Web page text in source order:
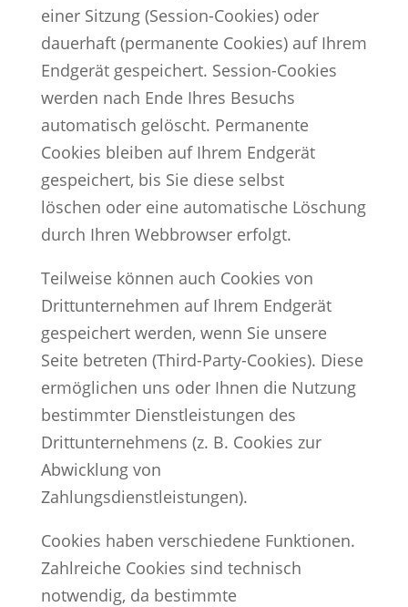
einer Sitzung (Session-Cookies) oder
dauerhaft (permanente Cookies) auf Ihrem
Endgerät gespeichert. Session-Cookies
werden nach Ende Ihres Besuchs
automatisch gelöscht. Permanente
Cookies bleiben auf Ihrem Endgerät
gespeichert, bis Sie diese selbst
löschen oder eine automatische Löschung
durch Ihren Webbrowser erfolgt.
Teilweise können auch Cookies von
Drittunternehmen auf Ihrem Endgerät
gespeichert werden, wenn Sie unsere
Seite betreten (Third-Party-Cookies). Diese
ermöglichen uns oder Ihnen die Nutzung
bestimmter Dienstleistungen des
Drittunternehmens (z. B. Cookies zur
Abwicklung von
Zahlungsdienstleistungen).
Cookies haben verschiedene Funktionen.
Zahlreiche Cookies sind technisch
notwendig, da bestimmte